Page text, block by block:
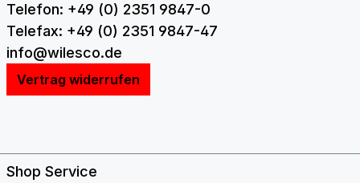
Telefon: +49 (0) 2351 9847-0
Telefax: +49 (0) 2351 9847-47
info@wilesco.de
Vertrag widerrufen
Shop Service